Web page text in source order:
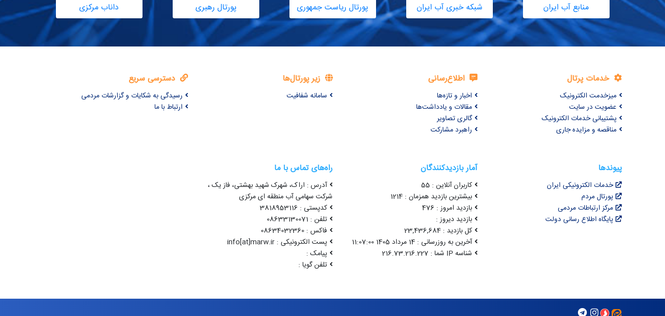
منابع آب ایران شبکه خبری آب ایران پورتال ریاست جمهوری پورتال رهبری داناب مرکزی
خدمات پرتال
میزخدمت الکترونیک
عضویت در سایت
پشتیبانی خدمات الکترونیک
مناقصه و مزایده جاری
اطلاع‌رسانی
اخبار و تازه‌ها
مقالات و یادداشت‌ها
گالری تصاویر
راهبرد مشارکت
زیر پورتال‌ها
سامانه شفافیت
دسترسی سریع
رسیدگی به شکایات و گزارشات مردمی
ارتباط با ما
پیوندها
خدمات الکترونیکی ایران
پورتال مردم
مرکز ارتباطات مردمی
پایگاه اطلاع رسانی دولت
آمار بازدیدکنندگان
کاربران آنلاین : 55
بیشترین بازدید همزمان : 1214
بازدید امروز : 476
بازدید دیروز :
کل بازدید : 23,436,684
آخرین به روزرسانی : 14 مرداد 1405 11:07:00
شناسه IP شما : 216.73.216.227
راه‌های تماس با ما
آدرس : اراک، شهرک شهید بهشتی، فاز یک ،
شرکت سهامی آب منطقه ای مرکزی
کدپستی : 3818953116
تلفن : 08633130071
فاکس : 08634032360
پست الکترونیکی : info[at]marw.ir
پیامک :
تلفن گویا :